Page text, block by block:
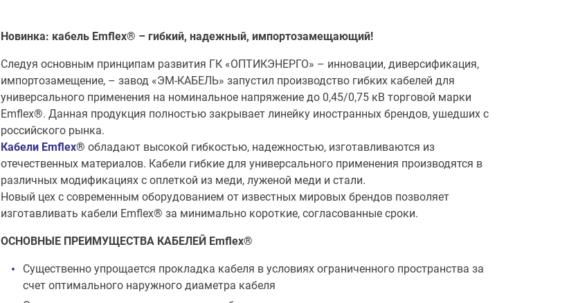
Новинка: кабель Emflex® – гибкий, надежный, импортозамещающий!
Следуя основным принципам развития ГК «ОПТИКЭНЕРГО» – инновации, диверсификация,
импортозамещение, – завод «ЭМ-КАБЕЛЬ» запустил производство гибких кабелей для
универсального применения на номинальное напряжение до 0,45/0,75 кВ торговой марки
Emflex®. Данная продукция полностью закрывает линейку иностранных брендов, ушедших с
российского рынка.
Кабели Emflex® обладают высокой гибкостью, надежностью, изготавливаются из
отечественных материалов. Кабели гибкие для универсального применения производятся в
различных модификациях с оплеткой из меди, луженой меди и стали.
Новый цех с современным оборудованием от известных мировых брендов позволяет
изготавливать кабели Emflex® за минимально короткие, согласованные сроки.
ОСНОВНЫЕ ПРЕИМУЩЕСТВА КАБЕЛЕЙ Emflex®
Существенно упрощается прокладка кабеля в условиях ограниченного пространства за
счет оптимального наружного диаметра кабеля